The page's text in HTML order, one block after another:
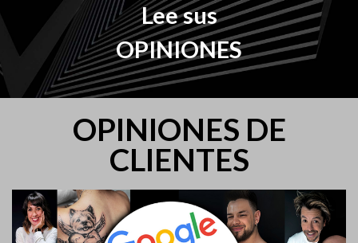
Lee sus
OPINIONES
OPINIONES DE
CLIENTES